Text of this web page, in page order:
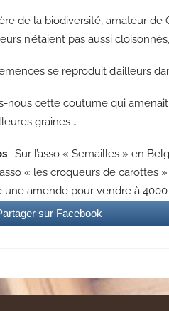
de la biodiversité, amateur
n’étaient pas aussi
se reproduit d’ailleurs
nous cette coutume qui
graines …
: Sur l’asso « Semailles » en
« les croqueurs de carottes
une amende pour vendre à
sur Facebook